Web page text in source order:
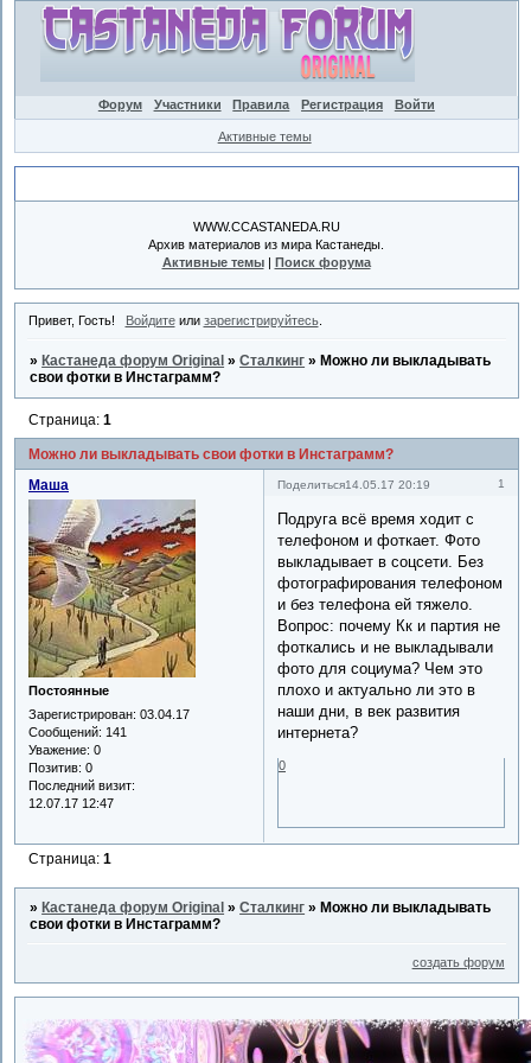
Форум Участники Правила Регистрация Войти
Активные темы
WWW.CCASTANEDA.RU
Архив материалов из мира Кастанеды.
Активные темы| Поиск форума
Привет, Гость! Войдитеили зарегистрируйтесь.
» Кастанеда форум Original »Сталкинг » Можно ли выкладывать
свои фотки в Инстаграмм?
Можно ли выкладывать свои фотки в Инстаграмм?
Страница:1
Поделиться 1
14.05.17 20:19
Маша
Постоянные
Зарегистрирован: 03.04.17
Сообщений: 141
Уважение: 0
Позитив: 0
Последний визит:
12.07.17 12:47
Подруга всё время ходит с
телефоном и фоткает. Фото
выкладывает в соцсети. Без
фотографирования телефоном
и без телефона ей тяжело.
Вопрос: почему Кк и партия не
фоткались и не выкладывали
фото для социума? Чем это
плохо и актуально ли это в
наши дни, в век развития
интернета?
0
Страница:1
» Кастанеда форум Original »Сталкинг » Можно ли выкладывать
свои фотки в Инстаграмм?
создать форум